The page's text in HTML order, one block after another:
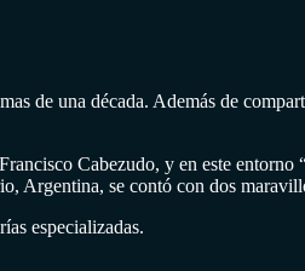
de una década. Además de
Cabezudo, y en este
Argentina, se contó con dos
especializadas.